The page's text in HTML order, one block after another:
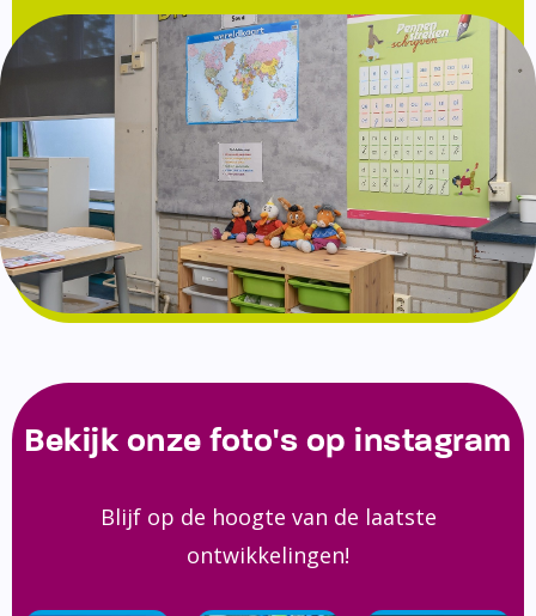
Bekijk onze foto's op instagram
Blijf op de hoogte van de laatste
ontwikkelingen!